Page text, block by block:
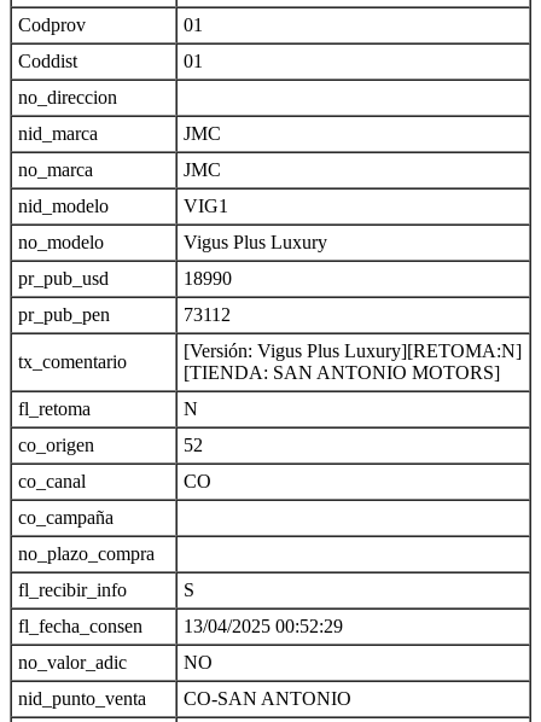
Codprov
01
Coddist
01
no_direccion
nid_marca
JMC
no_marca
JMC
nid_modelo
VIG1
no_modelo
Vigus Plus Luxury
pr_pub_usd
18990
pr_pub_pen
73112
tx_comentario
[Versión: Vigus Plus Luxury][RETOMA:N]
[TIENDA: SAN ANTONIO MOTORS]
fl_retoma
N
co_origen
52
co_canal
CO
co_campaña
no_plazo_compra
fl_recibir_info
S
fl_fecha_consen
13/04/2025 00:52:29
no_valor_adic
NO
nid_punto_venta
CO-SAN ANTONIO